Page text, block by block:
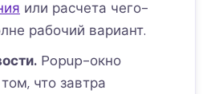
или расчета чего-
рабочий вариант.
Popup-окно
что завтра